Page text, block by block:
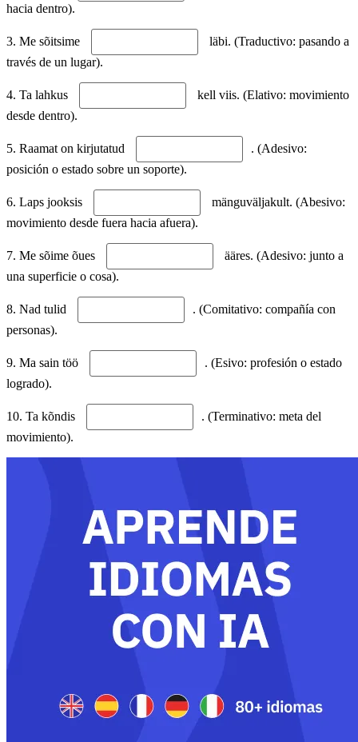
hacia dentro).
3. Me sõitsime
läbi. (Traductivo: pasando a
través de un lugar).
4. Ta lahkus
kell viis. (Elativo: movimiento
desde dentro).
5. Raamat on kirjutatud
. (Adesivo:
posición o estado sobre un soporte).
6. Laps jooksis
mänguväljakult. (Abesivo:
movimiento desde fuera hacia afuera).
7. Me sõime õues
ääres. (Adesivo: junto a
una superficie o cosa).
8. Nad tulid
. (Comitativo: compañía con
personas).
9. Ma sain töö
. (Esivo: profesión o estado
logrado).
10. Ta kõndis
. (Terminativo: meta del
movimiento).